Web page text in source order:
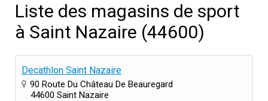
Liste des magasins de sport
à Saint Nazaire (44600)
Decathlon Saint Nazaire
90 Route Du Château De Beauregard
44600 Saint Nazaire